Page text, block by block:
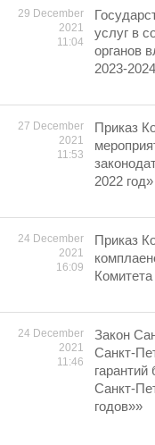
29 December
2021
11:04
услуг в
органов
2023-
27 December
2021
11:53
Приказ
2022 год»
24 December
2021
16:09
Приказ
24 December
2021
11:46
Закон
Санкт-
Санкт-
годов»»